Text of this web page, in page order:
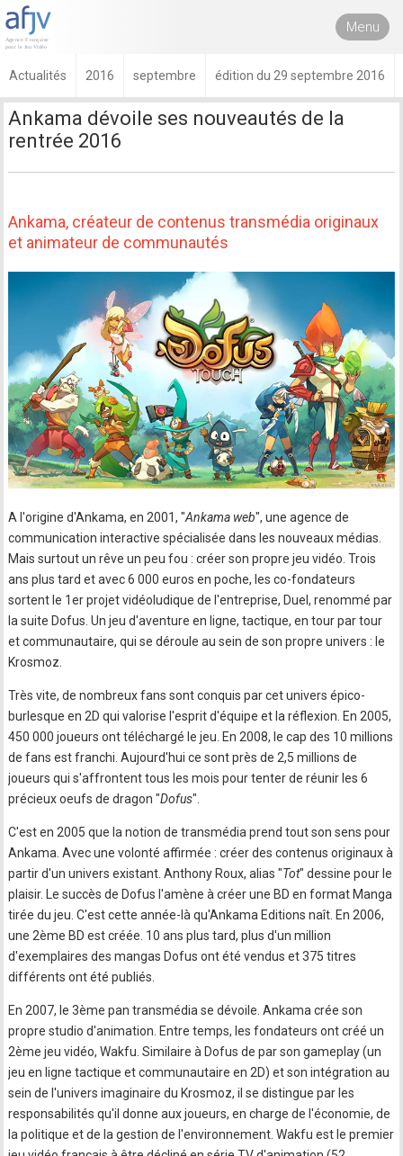
Menu
Actualités 2016 septembre édition du 29 septembre 2016
Ankama dévoile ses nouveautés de la
rentrée 2016
Ankama, créateur de contenus transmédia originaux
et animateur de communautés
A l'origine d'Ankama, en 2001, "Ankama web", une agence de
communication interactive spécialisée dans les nouveaux médias.
Mais surtout un rêve un peu fou : créer son propre jeu vidéo. Trois
ans plus tard et avec 6 000 euros en poche, les co-fondateurs
sortent le 1er projet vidéoludique de l'entreprise, Duel, renommé par
la suite Dofus. Un jeu d'aventure en ligne, tactique, en tour par tour
et communautaire, qui se déroule au sein de son propre univers : le
Krosmoz.
Très vite, de nombreux fans sont conquis par cet univers épico-
burlesque en 2D qui valorise l'esprit d'équipe et la réflexion. En 2005,
450 000 joueurs ont téléchargé le jeu. En 2008, le cap des 10 millions
de fans est franchi. Aujourd'hui ce sont près de 2,5 millions de
joueurs qui s'affrontent tous les mois pour tenter de réunir les 6
précieux oeufs de dragon "Dofus".
C'est en 2005 que la notion de transmédia prend tout son sens pour
Ankama. Avec une volonté affirmée : créer des contenus originaux à
partir d'un univers existant. Anthony Roux, alias "Tot" dessine pour le
plaisir. Le succès de Dofus l'amène à créer une BD en format Manga
tirée du jeu. C'est cette année-là qu'Ankama Editions naît. En 2006,
une 2ème BD est créée. 10 ans plus tard, plus d'un million
d'exemplaires des mangas Dofus ont été vendus et 375 titres
différents ont été publiés.
En 2007, le 3ème pan transmédia se dévoile. Ankama crée son
propre studio d'animation. Entre temps, les fondateurs ont créé un
2ème jeu vidéo, Wakfu. Similaire à Dofus de par son gameplay (un
jeu en ligne tactique et communautaire en 2D) et son intégration au
sein de l'univers imaginaire du Krosmoz, il se distingue par les
responsabilités qu'il donne aux joueurs, en charge de l'économie, de
la politique et de la gestion de l'environnement. Wakfu est le premier